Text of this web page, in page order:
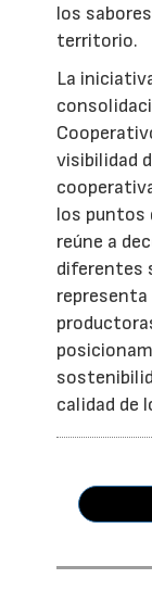
los
territorio.
La
visibilidad
los puntos
reúne a
diferentes
representa
calidad de